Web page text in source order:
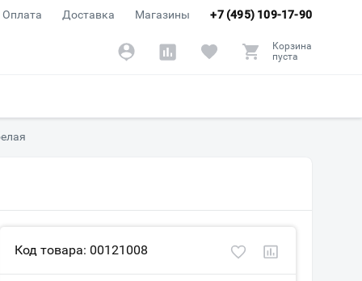
+7 (495) 109-17-90
Оплата Доставка Магазины
Корзина
пуста
Код товара: 00121008